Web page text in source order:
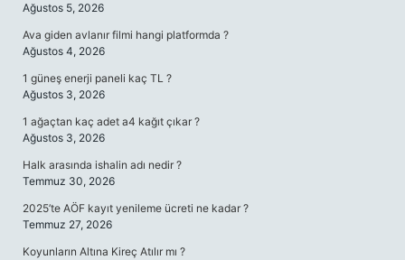
Ağustos 5, 2026
Ava giden avlanır filmi hangi platformda ?
Ağustos 4, 2026
1 güneş enerji paneli kaç TL ?
Ağustos 3, 2026
1 ağaçtan kaç adet a4 kağıt çıkar ?
Ağustos 3, 2026
Halk arasında ishalin adı nedir ?
Temmuz 30, 2026
2025’te AÖF kayıt yenileme ücreti ne kadar ?
Temmuz 27, 2026
Koyunların Altına Kireç Atılır mı ?